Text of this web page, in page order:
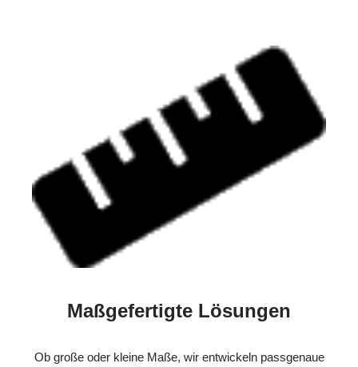
Maßgefertigte Lösungen
Ob große oder kleine Maße, wir entwickeln passgenaue